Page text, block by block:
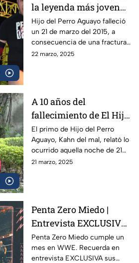
la leyenda más joven
de la lucha libre en
morir | A una década de
su fallecimiento
Hijo del Perro Aguayo falleció
un 21 de marzo del 2015, a
consecuencia de una fractura
cervical mientras luchaba en
22 marzo, 2025
A 10 años del
fallecimiento de El Hijo
del Perro Aguayo |
Kahn del Mal, primo
del luchador, recuerda
la trágica noche
El primo de Hijo del Perro
Aguayo, Kahn del mal, relató lo
ocurrido aquella noche de 21
de marzo del 2015 en Tijuana,
21 marzo, 2025
Penta Zero Miedo |
Entrevista EXCLUSIVA
con la figura mexicana
en WWE
Penta Zero Miedo cumple un
mes en WWE. Recuerda en
entrevista EXCLUSIVA sus